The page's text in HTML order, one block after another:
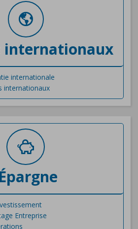
internationaux
internationale
internationaux
Épargne
Entreprise